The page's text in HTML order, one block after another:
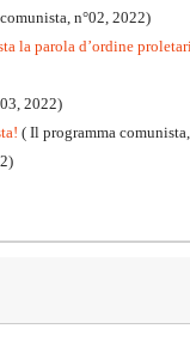
n°02, 2022)
la parola d’ordine
2022)
( Il programma